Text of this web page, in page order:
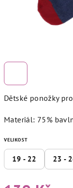
Dětské ponožky
Materiál: 75%
VELIKOST
19 - 22 23 -